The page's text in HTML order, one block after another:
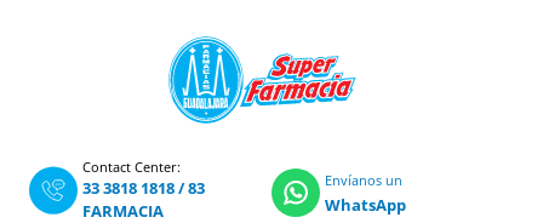
Contact Center:
33 3818 1818/83
FARMACIA
Envíanos un
WhatsApp